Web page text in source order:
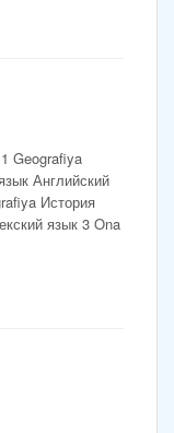
Geografiya
Английский
История
язык 3 Ona